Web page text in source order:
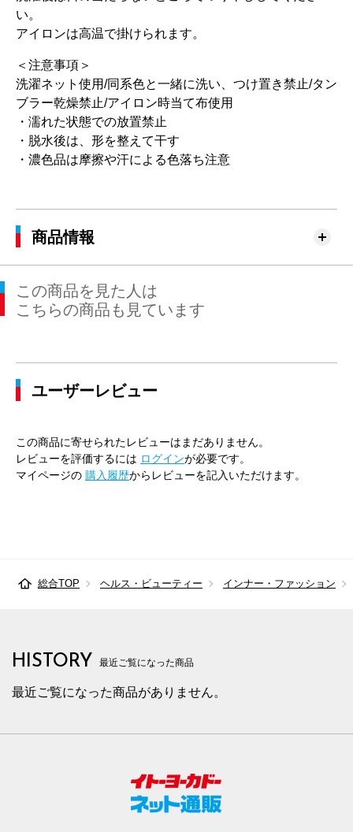
い。
アイロンは高温で掛けられます。
＜注意事項＞
洗濯ネット使用/同系色と一緒に洗い、つけ置き禁止/タン
ブラー乾燥禁止/アイロン時当て布使用
・濡れた状態での放置禁止
・脱水後は、形を整えて干す
・濃色品は摩擦や汗による色落ち注意
商品情報
この商品を見た人は
こちらの商品も見ています
ユーザーレビュー
この商品に寄せられたレビューはまだありません。
レビューを評価するには ログインが必要です。
マイページの 購入履歴からレビューを記入いただけます。
総合TOP ヘルス・ビューティー インナー・ファッション
HISTORY 最近ご覧になった商品
最近ご覧になった商品がありません。